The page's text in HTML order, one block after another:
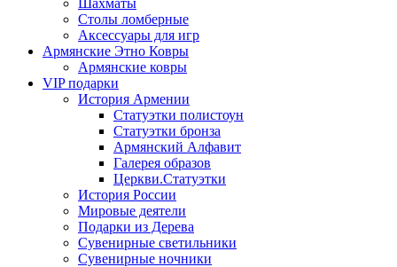
Шахматы
Столы ломберные
Аксессуары для игр
Армянские Этно Ковры
Армянские ковры
VIP подарки
История Армении
Статуэтки полистоун
Статуэтки бронза
Армянский Алфавит
Галерея образов
Церкви.Статуэтки
История России
Мировые деятели
Подарки из Дерева
Сувенирные светильники
Сувенирные ночники